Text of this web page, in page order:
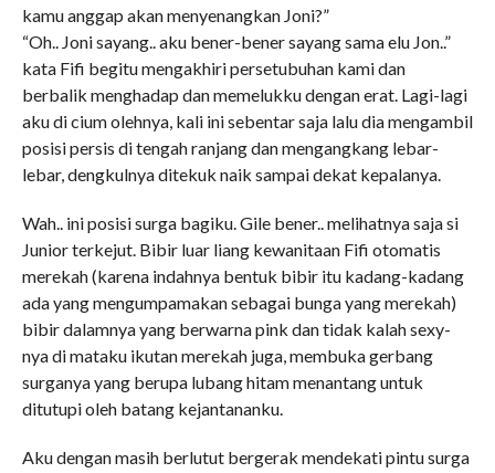
kamu anggap akan menyenangkan Joni?”
“Oh.. Joni sayang.. aku bener-bener sayang sama elu Jon..”
kata Fifi begitu mengakhiri persetubuhan kami dan
berbalik menghadap dan memelukku dengan erat. Lagi-lagi
aku di cium olehnya, kali ini sebentar saja lalu dia mengambil
posisi persis di tengah ranjang dan mengangkang lebar-
lebar, dengkulnya ditekuk naik sampai dekat kepalanya.
Wah.. ini posisi surga bagiku. Gile bener.. melihatnya saja si
Junior terkejut. Bibir luar liang kewanitaan Fifi otomatis
merekah (karena indahnya bentuk bibir itu kadang-kadang
ada yang mengumpamakan sebagai bunga yang merekah)
bibir dalamnya yang berwarna pink dan tidak kalah sexy-
nya di mataku ikutan merekah juga, membuka gerbang
surganya yang berupa lubang hitam menantang untuk
ditutupi oleh batang kejantananku.
Aku dengan masih berlutut bergerak mendekati pintu surga